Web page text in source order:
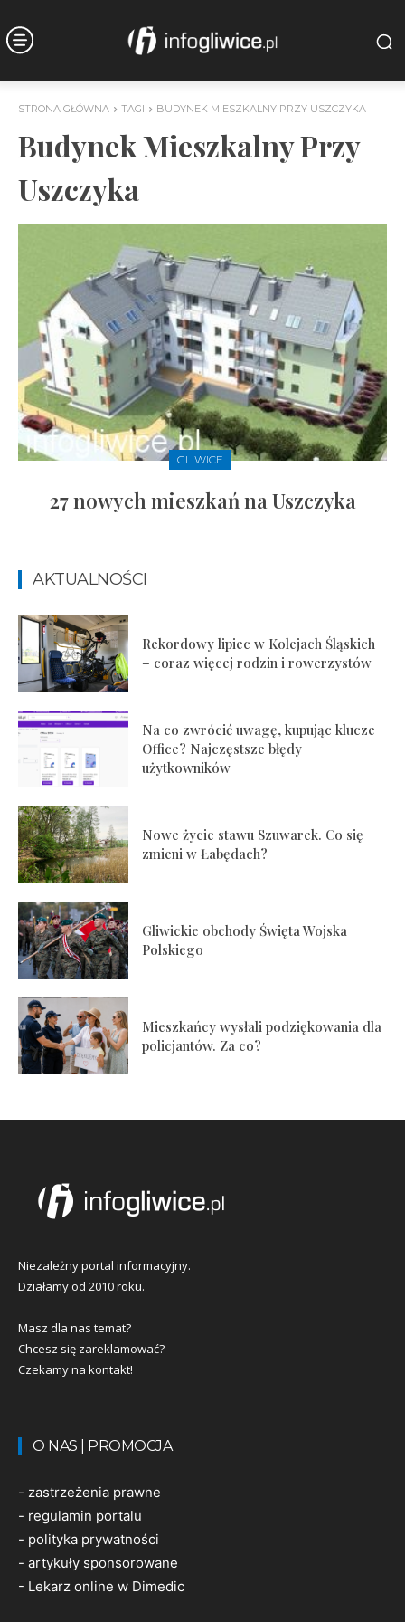
STRONA GŁÓWNA TAGI BUDYNEK MIESZKALNY PRZY USZCZYKA
Budynek Mieszkalny Przy
Uszczyka
GLIWICE
27 nowych mieszkań na Uszczyka
AKTUALNOŚCI
Rekordowy lipiec w Kolejach Śląskich
– coraz więcej rodzin i rowerzystów
Na co zwrócić uwagę, kupując klucze
Office? Najczęstsze błędy
użytkowników
Nowe życie stawu Szuwarek. Co się
zmieni w Łabędach?
Gliwickie obchody Święta Wojska
Polskiego
Mieszkańcy wysłali podziękowania dla
policjantów. Za co?
Niezależny portal informacyjny.
Działamy od 2010 roku.
Masz dla nas temat?
Chcesz się zareklamować?
Czekamy na kontakt!
O NAS | PROMOCJA
- zastrzeżenia prawne
- regulamin portalu
- polityka prywatności
- artykuły sponsorowane
- Lekarz online w Dimedic